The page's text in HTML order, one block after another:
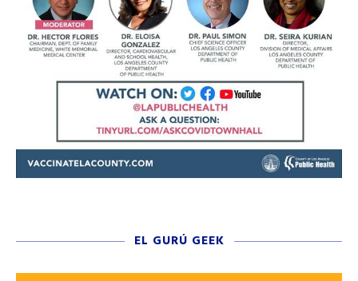
EL GURÚ GEEK